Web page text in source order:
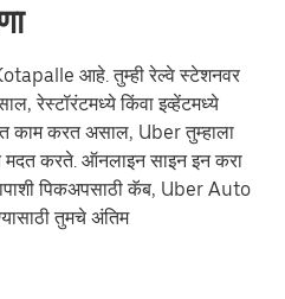
आहे. तुम्ही रेल्वे स्टेशनवर
रेस्टॉरंटमध्ये किंवा इव्हेंटमध्ये
काम करत असाल, Uber तुम्हाला
मदत करते. ऑनलाइन साइन इन करा
पिकअपसाठी कॅब, Uber Auto
तुमचे अंतिम